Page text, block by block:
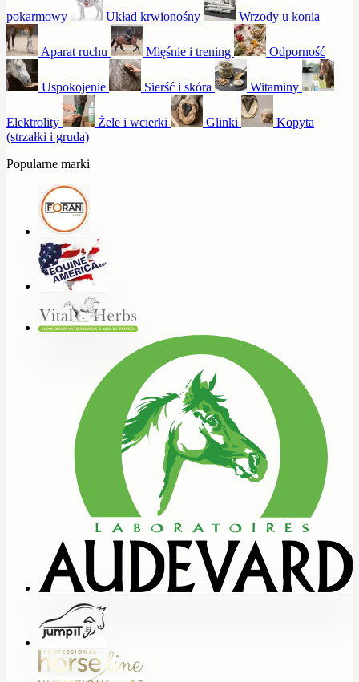
pokarmowy Układ krwionośny Wrzody u konia
Aparat ruchu Mięśnie i trening Odporność
Uspokojenie Sierść i skóra Witaminy
Elektrolity Żele i wcierki Glinki
Kopyta
(strzałki i gruda)
Popularne marki